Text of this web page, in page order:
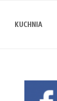
KUCHNIA